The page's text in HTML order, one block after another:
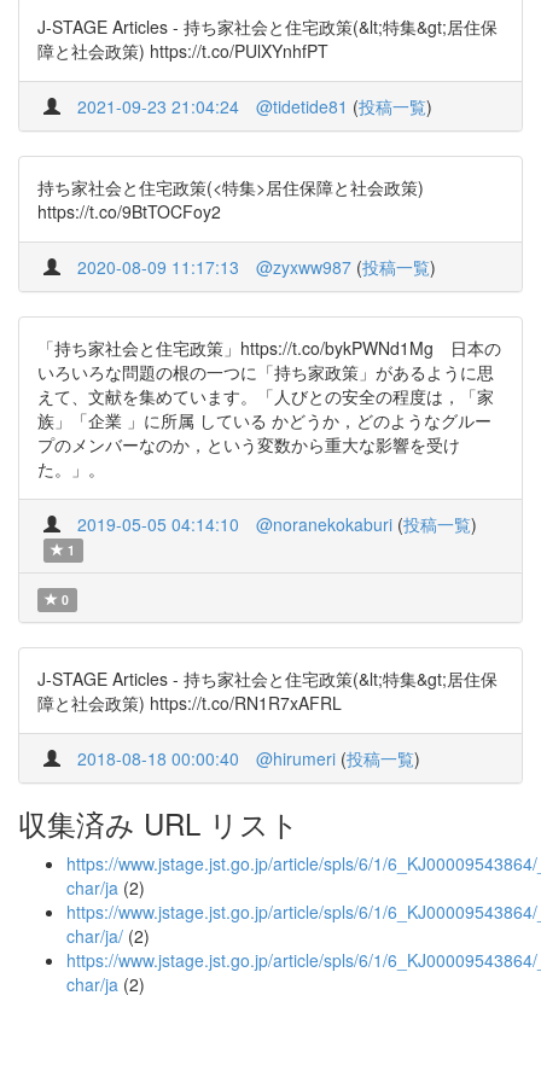
J-STAGE Articles - 持ち家社会と住宅政策(&lt;特集&gt;居住保
障と社会政策) https://t.co/PUlXYnhfPT
2021-09-23 21:04:24 @tidetide81 (投稿一覧)
持ち家社会と住宅政策(<特集>居住保障と社会政策)
https://t.co/9BtTOCFoy2
2020-08-09 11:17:13 @zyxww987 (投稿一覧)
「持ち家社会と住宅政策」https://t.co/bykPWNd1Mg 日本の
いろいろな問題の根の一つに「持ち家政策」があるように思
えて、文献を集めています。「人びとの安全の程度は，「家
族」「企業 」に所属 している かどうか，どのようなグルー
プのメンバーなのか，という変数から重大な影響を受け
た。」。
2019-05-05 04:14:10 @noranekokaburi (投稿一覧)
1
0
J-STAGE Articles - 持ち家社会と住宅政策(&lt;特集&gt;居住保
障と社会政策) https://t.co/RN1R7xAFRL
2018-08-18 00:00:40 @hirumeri (投稿一覧)
収集済み URL リスト
https://www.jstage.jst.go.jp/article/spls/6/1/
char/ja (2)
https://www.jstage.jst.go.jp/article/spls/6/1/
char/ja/ (2)
https://www.jstage.jst.go.jp/article/spls/6/1/
char/ja (2)